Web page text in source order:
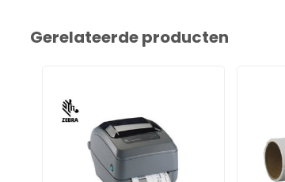
Gerelateerde producten